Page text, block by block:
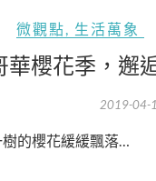
微觀點 生活萬象
華櫻花季，邂
2019-04-
樹的櫻花緩緩飄落…